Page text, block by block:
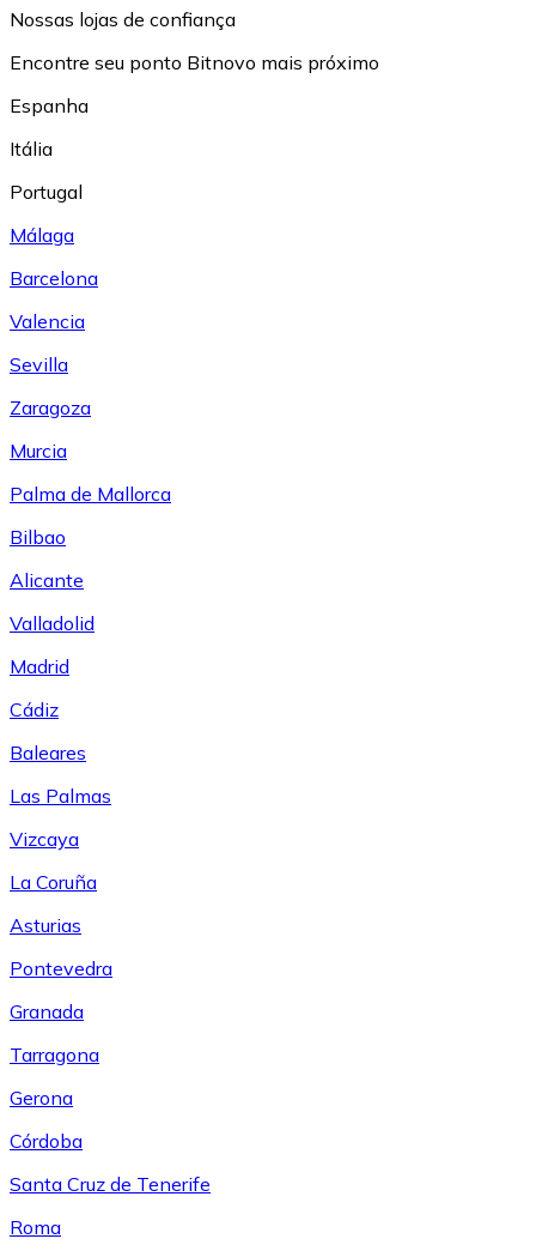
Nossas lojas de confiança
Encontre seu ponto Bitnovo mais próximo
Espanha
Itália
Portugal
Málaga
Barcelona
Valencia
Sevilla
Zaragoza
Murcia
Palma de Mallorca
Bilbao
Alicante
Valladolid
Madrid
Cádiz
Baleares
Las Palmas
Vizcaya
La Coruña
Asturias
Pontevedra
Granada
Tarragona
Gerona
Córdoba
Santa Cruz de Tenerife
Roma